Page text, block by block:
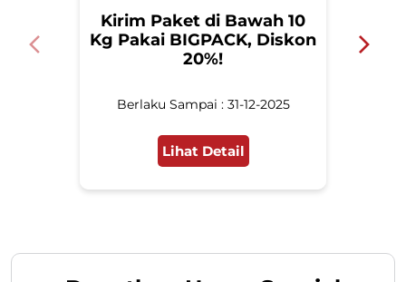
Kirim Paket di Bawah 10
Kg Pakai BIGPACK, Diskon
20%!
Berlaku Sampai : 31-12-2025
Lihat Detail